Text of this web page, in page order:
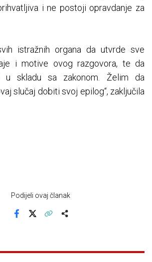
i ne postoji opravdanje za
istražnih organa da utvrde sve
i motive ovog razgovora, te da
u skladu sa zakonom. Želim da
slučaj dobiti svoj epilog“, zaključila
Podijeli ovaj članak